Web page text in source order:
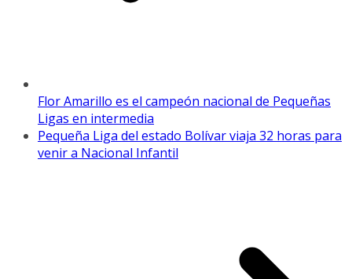
Flor Amarillo es el campeón nacional de Pequeñas
Ligas en intermedia
Pequeña Liga del estado Bolívar viaja 32 horas para
venir a Nacional Infantil